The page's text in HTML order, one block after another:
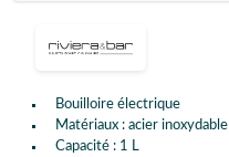
Bouilloire électrique
Matériaux : acier inoxydable
Capacité : 1 L